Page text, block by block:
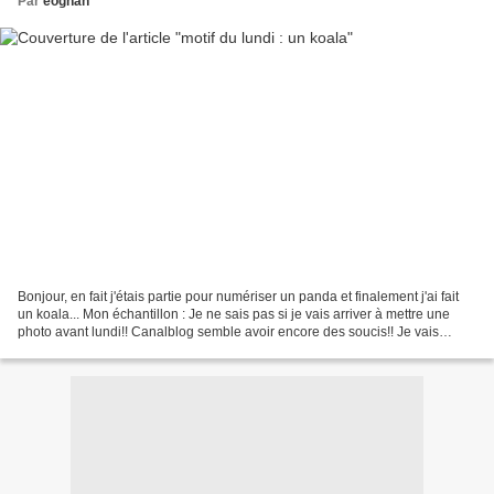
Bonjour, en fait j'étais partie pour numériser un panda et finalement j'ai fait
un koala... Mon échantillon : Je ne sais pas si je vais arriver à mettre une
photo avant lundi!! Canalblog semble avoir encore des soucis!! Je vais